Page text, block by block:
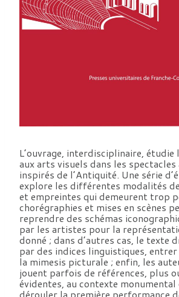
L’ouvrage, interdisciplinaire, étudie
aux arts visuels dans les
inspirés de l’Antiquité. Une série
explore les différentes modalités
et empreintes qui demeurent trop
chorégraphies et mises en scènes
reprendre des schémas
par les artistes pour la
donné ; dans d’autres cas, le texte
par des indices linguistiques,
la mimesis picturale ; enfin, les
jouent parfois de références, plus
évidentes, au contexte monumental